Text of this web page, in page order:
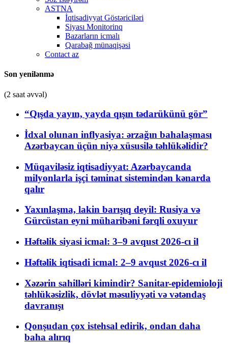
ASTNA
İqtisadiyyat Göstəriciləri
Siyası Monitorinq
Bazarların icmalı
Qarabağ münaqişəsi
Contact az
Son yenilənmə
(2 saat əvvəl)
“Qışda yayın, yayda qışın tədarükünü gör”
İdxal olunan inflyasiya: ərzağın bahalaşması
Azərbaycan üçün niyə xüsusilə təhlükəlidir?
Müqaviləsiz iqtisadiyyat: Azərbaycanda
milyonlarla işçi təminat sistemindən kənarda
qalır
Yaxınlaşma, lakin barışıq deyil: Rusiya və
Gürcüstan eyni müharibəni fərqli oxuyur
Həftəlik siyasi icmal: 3–9 avqust 2026-cı il
Həftəlik iqtisadi icmal: 2–9 avqust 2026-cı il
Xəzərin sahilləri kimindir? Sanitar-epidemioloji
təhlükəsizlik, dövlət məsuliyyəti və vətəndaş
davranışı
Qonşudan çox istehsal edirik, ondan daha
baha alırıq